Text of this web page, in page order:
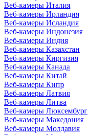
Веб-камеры Италия
Веб-камеры Ирландия
Веб-камеры Исландия
Веб-камеры Индонезия
Веб-камеры Индия
Веб-камеры Казахстан
Веб-камеры Киргизия
Веб-камеры Канада
Веб-камеры Китай
Веб-камеры Кипр
Веб-камеры Латвия
Веб-камеры Литва
Веб-камеры Люксембург
Веб-камеры Македония
Веб-камеры Молдавия